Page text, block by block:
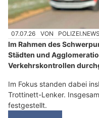
07.07.26 VON
Im Rahmen des
Städten und
Verkehrskontrollen
Im Fokus standen dabei
Trottinett-Lenker.
festgestellt.